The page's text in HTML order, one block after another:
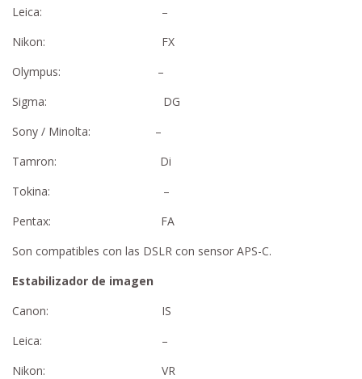
Leica: –
Nikon: FX
Olympus: –
Sigma: DG
Sony / Minolta: –
Tamron: Di
Tokina: –
Pentax: FA
Son compatibles con las DSLR con sensor APS-C.
Estabilizador de imagen
Canon: IS
Leica: –
Nikon: VR